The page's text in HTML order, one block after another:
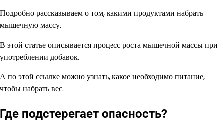
Подробно рассказываем о том, какими продуктами набрать
мышечную массу.
В этой статье описывается процесс роста мышечной массы при
употреблении добавок.
А по этой ссылке можно узнать, какое необходимо питание,
чтобы набрать вес.
Где подстерегает опасность?